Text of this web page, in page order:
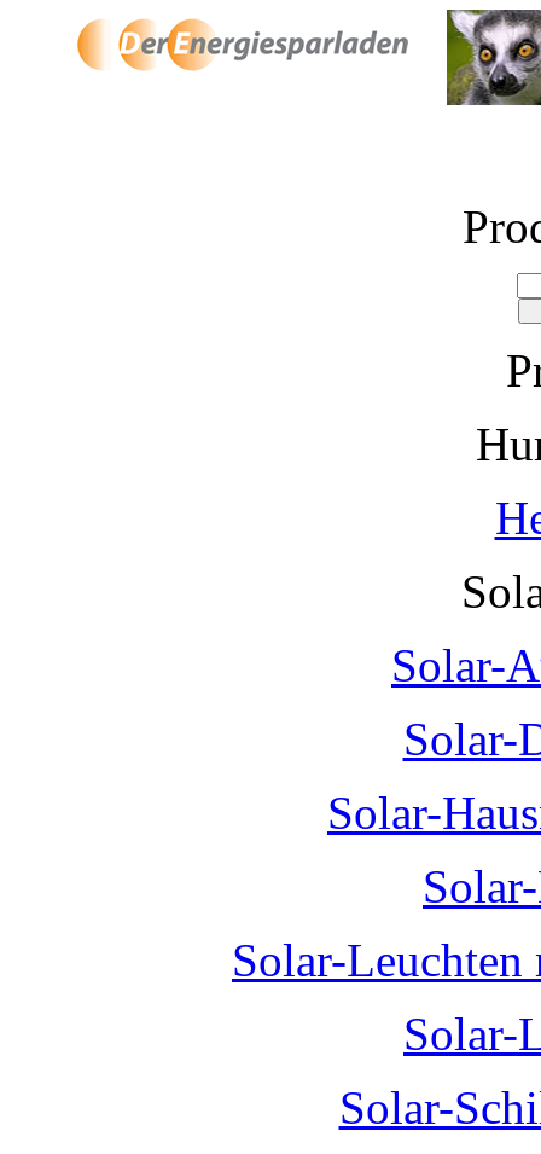
Solar-
Solar-
Solar-
Solar-Leuchten
Solar-
Solar-